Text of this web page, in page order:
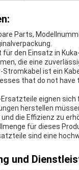
Parts,
für den Einsatz in
die eine
Stromkabel ist ein
that do not
Ersatzteile eignen
herstellen
die Effizienz zu
für dieses
sind eine
und